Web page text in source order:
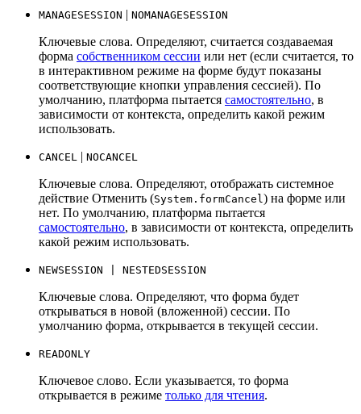
MANAGESESSION | NOMANAGESESSION
Ключевые слова. Определяют, считается создаваемая
форма собственником сессии или нет (если считается, то
в интерактивном режиме на форме будут показаны
соответствующие кнопки управления сессией). По
умолчанию, платформа пытается самостоятельно, в
зависимости от контекста, определить какой режим
использовать.
CANCEL | NOCANCEL
Ключевые слова. Определяют, отображать системное
действие Отменить (System.formCancel) на форме или
нет. По умолчанию, платформа пытается
самостоятельно, в зависимости от контекста, определить
какой режим использовать.
NEWSESSION | NESTEDSESSION
Ключевые слова. Определяют, что форма будет
открываться в новой (вложенной) сессии. По
умолчанию форма, открывается в текущей сессии.
READONLY
Ключевое слово. Если указывается, то форма
открывается в режиме только для чтения.